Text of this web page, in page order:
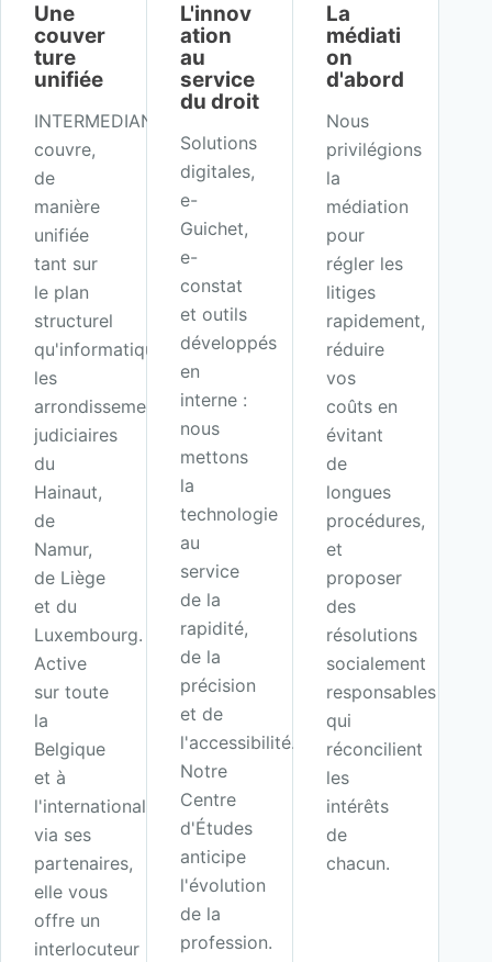
Une
couver
ture
unifiée
INTERMEDIANCE
couvre,
de
manière
unifiée
tant sur
le plan
structurel
qu'informatique,
les
arrondissements
judiciaires
du
Hainaut,
de
Namur,
de Liège
et du
Luxembourg.
Active
sur toute
la
Belgique
et à
l'international
via ses
partenaires,
elle vous
offre un
interlocuteur
L'innov
ation
au
service
du droit
Solutions
digitales,
e-
Guichet,
e-
constat
et outils
développés
en
interne :
nous
mettons
la
technologie
au
service
de la
rapidité,
de la
précision
et de
l'accessibilité.
Notre
Centre
d'Études
anticipe
l'évolution
de la
profession.
La
médiati
on
d'abord
Nous
privilégions
la
médiation
pour
régler les
litiges
rapidement,
réduire
vos
coûts en
évitant
de
longues
procédures,
et
proposer
des
résolutions
socialement
responsables
qui
réconcilient
les
intérêts
de
chacun.